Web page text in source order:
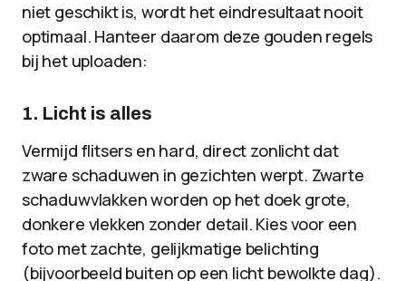
niet geschikt is, wordt het eindresultaat nooit
optimaal. Hanteer daarom deze gouden regels
bij het uploaden:
1. Licht is alles
Vermijd flitsers en hard, direct zonlicht dat
zware schaduwen in gezichten werpt. Zwarte
schaduwvlakken worden op het doek grote,
donkere vlekken zonder detail. Kies voor een
foto met zachte, gelijkmatige belichting
(bijvoorbeeld buiten op een licht bewolkte dag).